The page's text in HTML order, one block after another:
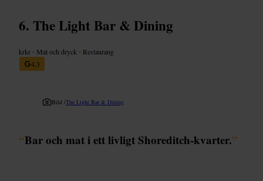
The Light Bar & Dining
krkr • Mat och dryck • Restaurang
4,3
Bild /The Light Bar & Dining
“Bar och mat i ett livligt Shoreditch-kvarter.”